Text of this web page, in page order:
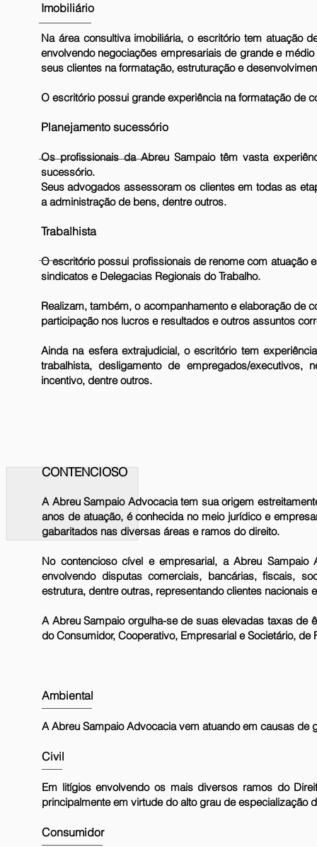
Imobiliário
Na área consultiva imobiliária, o escritório tem atuação
envolvendo negociações empresariais de grande e
seus clientes na formatação, estruturação e
O escritório possui grande experiência na formatação de
Planejamento sucessório
Os profissionais da Abreu Sampaio têm vasta
sucessório.
Seus advogados assessoram os clientes em todas as
a administração de bens, dentre outros.
Trabalhista
O escritório possui profissionais de renome com atuação
sindicatos e Delegacias Regionais do Trabalho.
Realizam, também, o acompanhamento e elaboração de
participação nos lucros e resultados e outros assuntos
Ainda na esfera extrajudicial, o escritório tem
trabalhista, desligamento de empregados/
incentivo, dentre outros.
CONTENCIOSO
A Abreu Sampaio Advocacia tem sua origem
anos de atuação, é conhecida no meio jurídico e
gabaritados nas diversas áreas e ramos do direito.
No contencioso cível e empresarial, a Abreu
envolvendo disputas comerciais, bancárias, fiscais,
estrutura, dentre outras, representando clientes nacionais
A Abreu Sampaio orgulha-se de suas elevadas taxas
do Consumidor, Cooperativo, Empresarial e Societário,
Ambiental
A Abreu Sampaio Advocacia vem atuando em causas de
Civil
Em litígios envolvendo os mais diversos ramos do
principalmente em virtude do alto grau de especialização
Consumidor